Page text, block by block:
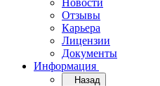
Новости
Отзывы
Карьера
Лицензии
Документы
Информация
Назад